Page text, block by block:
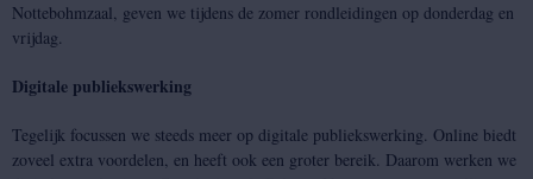
Nottebohmzaal, geven we tijdens de zomer rondleidingen op donderdag en
vrijdag.
Digitale publiekswerking
Tegelijk focussen we steeds meer op digitale publiekswerking. Online biedt
zoveel extra voordelen, en heeft ook een groter bereik. Daarom werken we